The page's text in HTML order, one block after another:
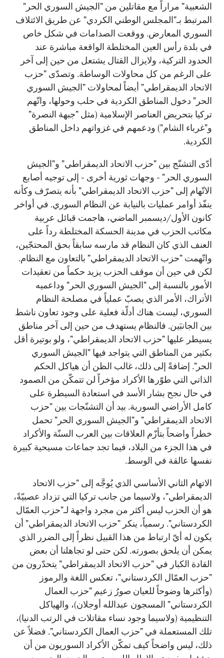
الشعبية" مراراً مع مقاتلين من "الجيش السوري الحر"
المرتبط بـ"المجلس الوطني الكردي" عن طريق الائتلاف
السوري المعارض. ووقعت الصدامات في شكل خاص
في بلدة رأس العين المختلطة الواقعة مباشرة عند
الحدود التركية، ولايزال القتال يشتعل من حين إلى آخر
على الرغم من كل محاولات الوساطة. وتصدّى "حزب
الاتحاد الديمقراطي" أيضاً لمحاولات "الجيش السوري
الحر" دخول المناطق الكردية في حلب وحولها، واتّهم
تركيا بتحريض العناصر الإسلامية (مثل "جبهة النصرة"
و"غرباء الشام") ودعمهم في غزواتهم داخل المناطق
الكردية.
أدّى التشنّج بين "حزب الاتحاد الديمقراطي" و"الجيش
السوري الحر" - وجهات ثورية أخرى - إلى توجيه أصابع
الاتّهام إلى "حزب الاتحاد الديمقراطي" بأنه يتصرّف وكأنه
ينفّذ أوامر عمليات بالنيابة عن النظام السوري. في أواخر
كانون الأول/ديسمبر الماضي، هاجمت قبائل عربية
مكاتب الحزب في مدينة الحسكة المختلطة رداً على
العنف الذي كان النظام قد مارسه سابقاً بحق المحتجّين،
واتّهمت "حزب الاتحاد الديمقراطي" بالتعاون مع النظام.
لكن في حين أن موقف الحزب يزيد حكماً من تعقيدات
الأمور بالنسبة إلى "الجيش السوري الحر" وداعميه
الأتراك، الأمر الذي يصبّ عملياً في مصلحة النظام
السوري، ليست هناك أدلّة فعلية على وجود تعاون ناشط
بين الجانبَين. فالنظام يستهدف من حين إلى آخر مناطق
يسيطر عليها "حزب الاتحاد الديمقراطي"، ولو بوتيرة أقل
بكثير من المناطق التي يتواجد فيها "الجيش السوري
الحر". إضافةً إلى ذلك، غالب الظن أن هياكل الحكم
الذاتي التي طوّرها الأكراد مؤخراً لن تتمكّن من الصمود
في حال نجح بشار الأسد في استعادة السيطرة على
كامل الأراضي السورية. بيد أن التشنّجات بين "حزب
الاتحاد الديمقراطي" و"الجيش السوري الحر" تحمل
خطراً واضحاً بتأزّم العلاقات بين العرب السنّة والأكراد
في هذا الجزء من البلاد، فيما تجد جماعات مسيحية كبيرة
نفسها عالقة في الوسط.
الاتهام الثاني الأساسي الذي يُوجَّه إلى "حزب الاتحاد
الديمقراطي"، ولاسيما من جانب تركيا التي تزداد عصبيّةً،
هو أن الحزب ليس أكثر من مجرد واجهة لـ"حزب العمّال
الكردستاني". رسمياً، ينكر "حزب الاتحاد الديمقراطي" أن
يكون له أيّ ارتباط من هذا القبيل نظراً إلى الضرر الذي
يمكن أن يلحق بصورته. لكن حتى لو تجاهلنا أن بعض
القادة الكبار في "حزب الاتحاد الديمقراطي" يتحدّرون من
"حزب العمّال الكردستاني"، تعكس اللغة والرموز
(وأكثرها وضوحاً للعيان صورُ زعيم "حزب العمال
الكردستاني" المسجون عبدالله أوجلان)، والهياكل
التنظيمية (ولاسيما وجود نساء مقاتلات في الرتب الدنيا)،
تلك المستعملة في "حزب العمال الكردستاني". فضلاً عن
ذلك، ليس واضحاً كيف تمكّن الأكراد السوريون من أن